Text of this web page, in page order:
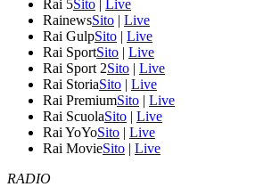
Rai 5Sito | Live
RainewsSito | Live
Rai GulpSito | Live
Rai SportSito | Live
Rai Sport 2Sito | Live
Rai StoriaSito | Live
Rai PremiumSito | Live
Rai ScuolaSito | Live
Rai YoYoSito | Live
Rai MovieSito | Live
RADIO